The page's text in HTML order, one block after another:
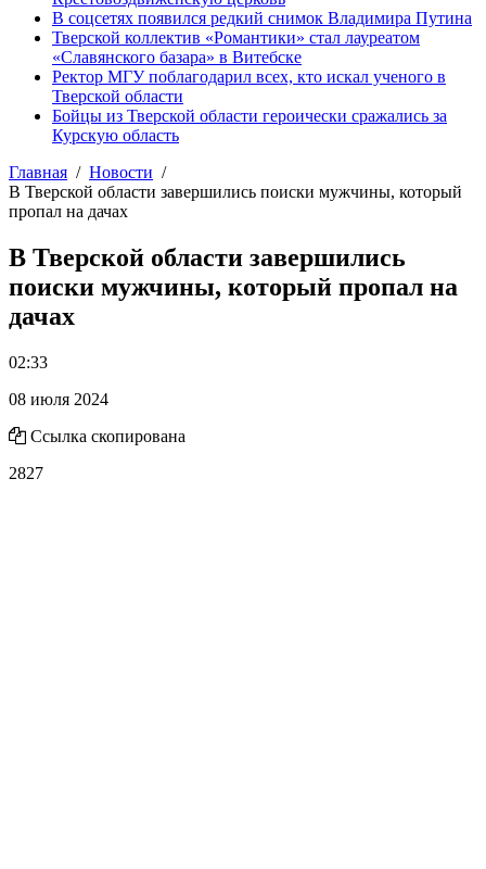
В соцсетях появился редкий снимок Владимира Путина
Тверской коллектив «Романтики» стал лауреатом
«Славянского базара» в Витебске
Ректор МГУ поблагодарил всех, кто искал ученого в
Тверской области
Бойцы из Тверской области героически сражались за
Курскую область
Главная
Новости
В Тверской области завершились поиски мужчины, который
пропал на дачах
В Тверской области завершились
поиски мужчины, который пропал на
дачах
02:33
08 июля 2024
Ссылка скопирована
2827